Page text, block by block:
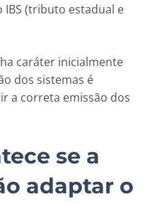
IBS (tributo estadual e
caráter inicialmente
dos sistemas é
a correta emissão dos
se a
adaptar o